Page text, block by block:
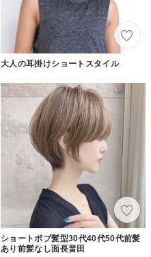
大人の耳掛けショートスタイル
ショートボブ髪型30代40代50代前髪
あり前髪なし面長畠田